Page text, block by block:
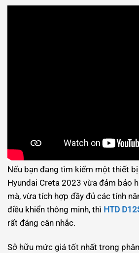
Nếu bạn đang tìm kiếm một thiết
Hyundai Creta 2023 vừa đảm bảo
mà, vừa tích hợp đầy đủ các tính
điều khiển thông minh, thì HTD
rất đáng cân nhắc.
Sở hữu mức giá tốt nhất trong